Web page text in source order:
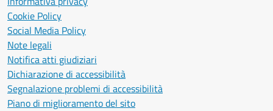
Cookie Policy
Social Media Policy
Note legali
Notifica atti giudiziari
Dichiarazione di accessibilità
Segnalazione problemi di accessibilità
Piano di miglioramento del sito